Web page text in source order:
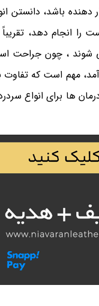
باشد، دانستن
شوند ، چون جراحت
مهم است که تفاوت
ها برای انواع